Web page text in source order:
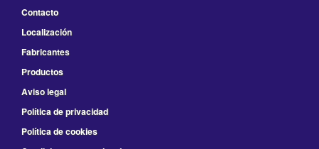
Contacto
Localización
Fabricantes
Productos
Aviso legal
Política de privacidad
Política de cookies